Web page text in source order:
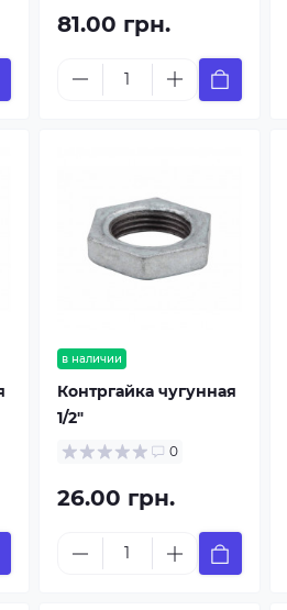
81.00 грн.
в наличии
Контргайка чугунная
1/2"
0
26.00 грн.